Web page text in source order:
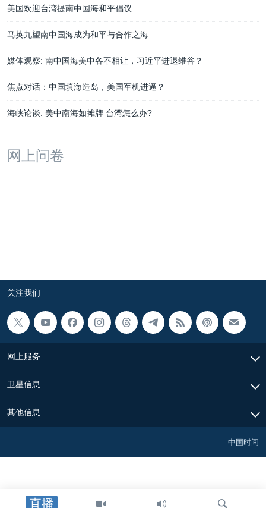
直播
美国欢迎台湾提南中国海和平倡议
马英九望南中国海成为和平与合作之海
媒体观察: 南中国海美中各不相让，习近平进退维谷？
焦点对话：中国填海造岛，美国军机进逼？
海峡论谈: 美中南海如摊牌 台湾怎么办?
网上问卷
关注我们
网上服务
卫星信息
其他信息
中国时间